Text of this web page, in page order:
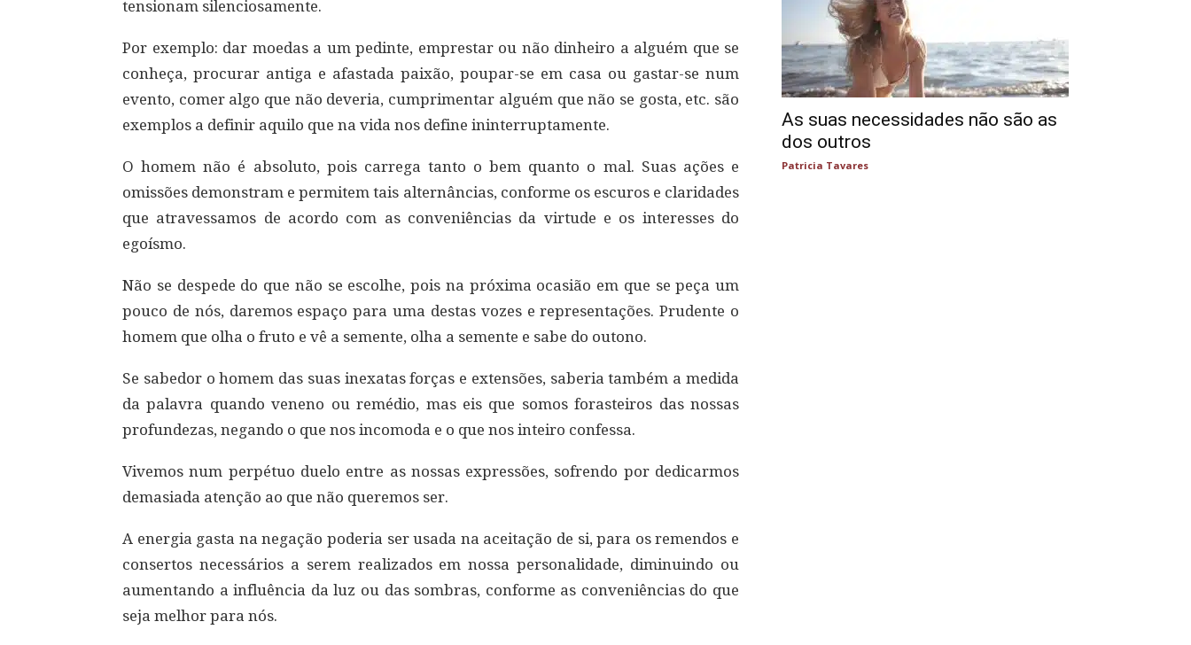
tensionam silenciosamente.
Por exemplo: dar moedas a um pedinte, emprestar ou não dinheiro a alguém que se
conheça, procurar antiga e afastada paixão, poupar-se em casa ou gastar-se num
evento, comer algo que não deveria, cumprimentar alguém que não se gosta, etc. são
exemplos a definir aquilo que na vida nos define ininterruptamente.
O homem não é absoluto, pois carrega tanto o bem quanto o mal. Suas ações e
omissões demonstram e permitem tais alternâncias, conforme os escuros e claridades
que atravessamos de acordo com as conveniências da virtude e os interesses do
egoísmo.
Não se despede do que não se escolhe, pois na próxima ocasião em que se peça um
pouco de nós, daremos espaço para uma destas vozes e representações. Prudente o
homem que olha o fruto e vê a semente, olha a semente e sabe do outono.
Se sabedor o homem das suas inexatas forças e extensões, saberia também a medida
da palavra quando veneno ou remédio, mas eis que somos forasteiros das nossas
profundezas, negando o que nos incomoda e o que nos inteiro confessa.
Vivemos num perpétuo duelo entre as nossas expressões, sofrendo por dedicarmos
demasiada atenção ao que não queremos ser.
A energia gasta na negação poderia ser usada na aceitação de si, para os remendos e
consertos necessários a serem realizados em nossa personalidade, diminuindo ou
aumentando a influência da luz ou das sombras, conforme as conveniências do que
seja melhor para nós.
As suas necessidades não são as
dos outros
Patricia Tavares